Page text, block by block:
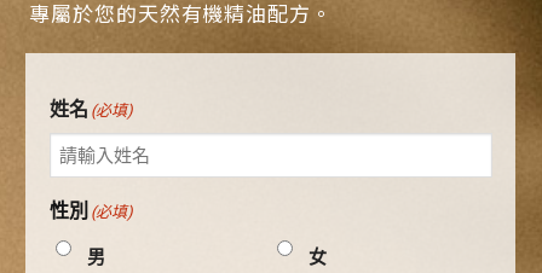
專屬於您的天然有機精油配方。
姓名 (必填)
性別 (必填)
男 女